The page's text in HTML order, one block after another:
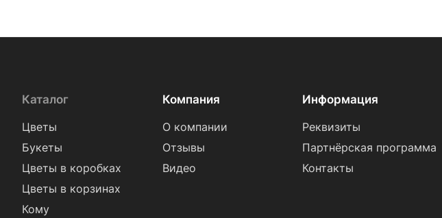
Каталог
Цветы
Букеты
Цветы в коробках
Цветы в корзинах
Кому
Компания
О компании
Отзывы
Видео
Информация
Реквизиты
Партнёрская программа
Контакты